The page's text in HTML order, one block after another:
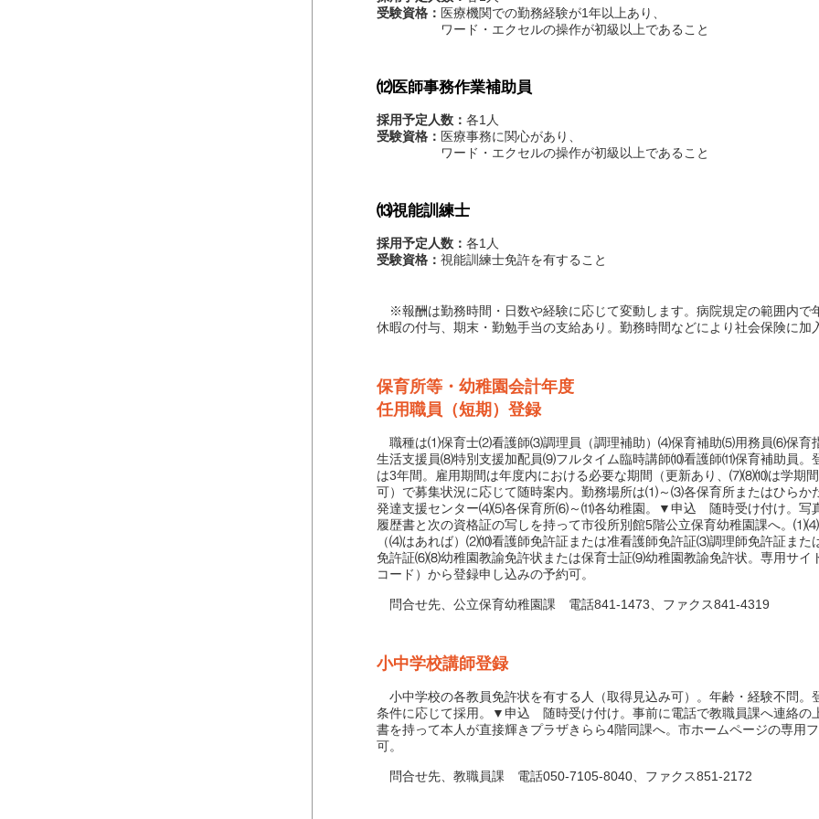
受験資格： 医療機関での勤務経験が1年以上あり、
ワード・エクセルの操作が初級以上であること
⑿医師事務作業補助員
採用予定人数： 各1人
受験資格： 医療事務に関心があり、
ワード・エクセルの操作が初級以上であること
⒀視能訓練士
採用予定人数： 各1人
受験資格： 視能訓練士免許を有すること
※報酬は勤務時間・日数や経験に応じて変動します。病院規定の範囲内で
休暇の付与、期末・勤勉手当の支給あり。勤務時間などにより社会保険に加
保育所等・幼稚園会計年度
任用職員（短期）登録
職種は⑴保育士⑵看護師⑶調理員（調理補助）⑷保育補助⑸用務員⑹保育
生活支援員⑻特別支援加配員⑼フルタイム臨時講師⑽看護師⑾保育補助員。
は3年間。雇用期間は年度内における必要な期間（更新あり、⑺⑻⑽は学期間
可）で募集状況に応じて随時案内。勤務場所は⑴～⑶各保育所またはひらか
発達支援センター⑷⑸各保育所⑹～⑾各幼稚園。▼申込 随時受け付け。写
履歴書と次の資格証の写しを持って市役所別館5階公立保育幼稚園課へ。
（⑷はあれば）⑵⑽看護師免許証または准看護師免許証⑶調理師免許証また
免許証⑹⑻幼稚園教諭免許状または保育士証⑼幼稚園教諭免許状。専用サイ
コード）から登録申し込みの予約可。
問合せ先、公立保育幼稚園課 電話841-1473、ファクス841-4319
小中学校講師登録
小中学校の各教員免許状を有する人（取得見込み可）。年齢・経験不問。
条件に応じて採用。▼申込 随時受け付け。事前に電話で教職員課へ連絡の
書を持って本人が直接輝きプラザきらら4階同課へ。市ホームページの専用
可。
問合せ先、教職員課 電話050-7105-8040、ファクス851-2172